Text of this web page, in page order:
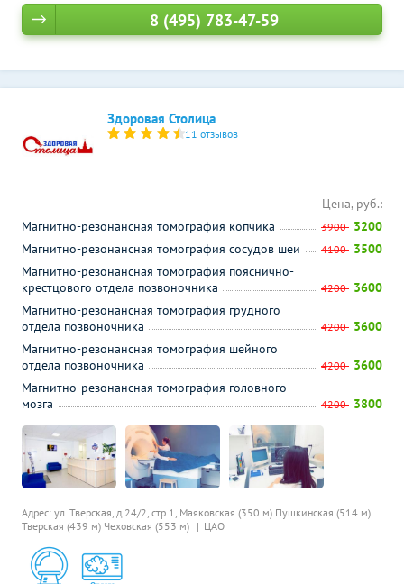
8 (495) 783-47-59
Здоровая Столица
11 отзывов
Адрес: ул. Тверская, д.24/2, стр.1, Маяковская (350 м) Пушкинская (514 м)
Тверская (439 м) Чеховская (553 м) ЦАО
Цена, руб.:
Магнитно-резонансная томография копчика
3900 3200
Магнитно-резонансная томография сосудов шеи
4100 3500
Магнитно-резонансная томография пояснично-
крестцового отдела позвоночника
4200 3600
Магнитно-резонансная томография грудного
отдела позвоночника
4200 3600
Магнитно-резонансная томография шейного
отдела позвоночника
4200 3600
Магнитно-резонансная томография головного
мозга
4200 3800